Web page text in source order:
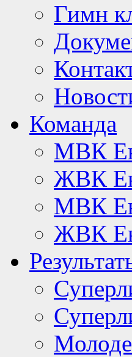
Гимн
Команда
МВК
ЖВК
МВК
ЖВК